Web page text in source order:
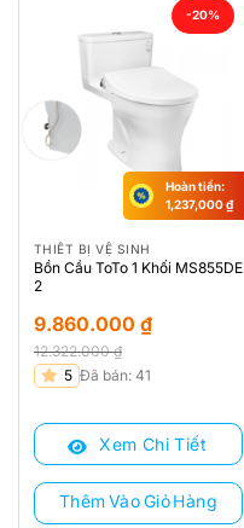
-20%
Hoàn tiền:
1,237,000₫
THIẾT BỊ VỆ SINH
Bồn Cầu ToTo 1 Khối MS855DE
2
12.322.000₫
Giá
là:
12.322.000 ₫.
9.860.000 ₫
Giá
tại
9.860.000 ₫.
5 Đã bán: 41
Xem Chi Tiết
Thêm Vào Giỏ Hàng